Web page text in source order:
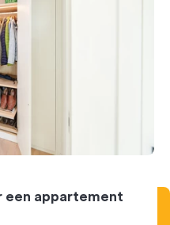
een appartement